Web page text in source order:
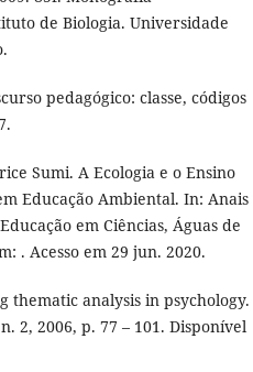
de Biologia. Universidade
pedagógico: classe, códigos
Sumi. A Ecologia e o Ensino
Educação Ambiental. In: Anais
em Ciências, Águas de
. Acesso em 29 jun. 2020.
thematic analysis in psychology.
2, 2006, p. 77 – 101. Disponível